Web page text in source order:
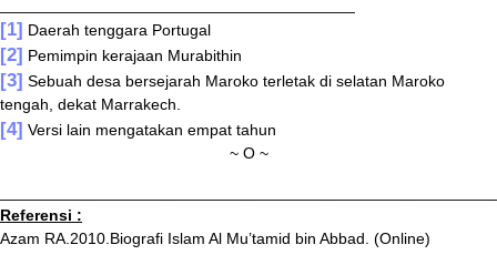
[1] Daerah tenggara Portugal
[2] Pemimpin kerajaan Murabithin
[3] Sebuah desa bersejarah Maroko terletak di selatan Maroko
tengah, dekat Marrakech.
[4] Versi lain mengatakan empat tahun
~ O ~
Referensi :
Azam RA.2010.Biografi Islam Al Mu’tamid bin Abbad. (Online)